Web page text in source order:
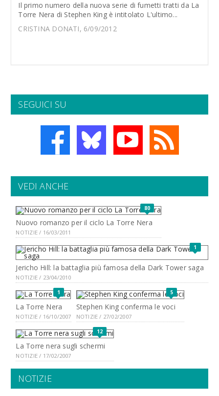
Il primo numero della nuova serie di fumetti tratti da La
Torre Nera di Stephen King è intitolato L'ultimo...
CRISTINA DONATI, 6/09/2012
SEGUICI SU
VEDI ANCHE
80
Nuovo romanzo per il ciclo La Torre Nera
NOTIZIE / 16/03/2011
1
Jericho Hill: la battaglia più famosa della Dark Tower saga
NOTIZIE / 23/04/2010
1
La Torre Nera
NOTIZIE / 16/10/2007
5
Stephen King conferma le voci
NOTIZIE / 27/02/2007
12
La Torre nera sugli schermi
NOTIZIE / 17/02/2007
NOTIZIE